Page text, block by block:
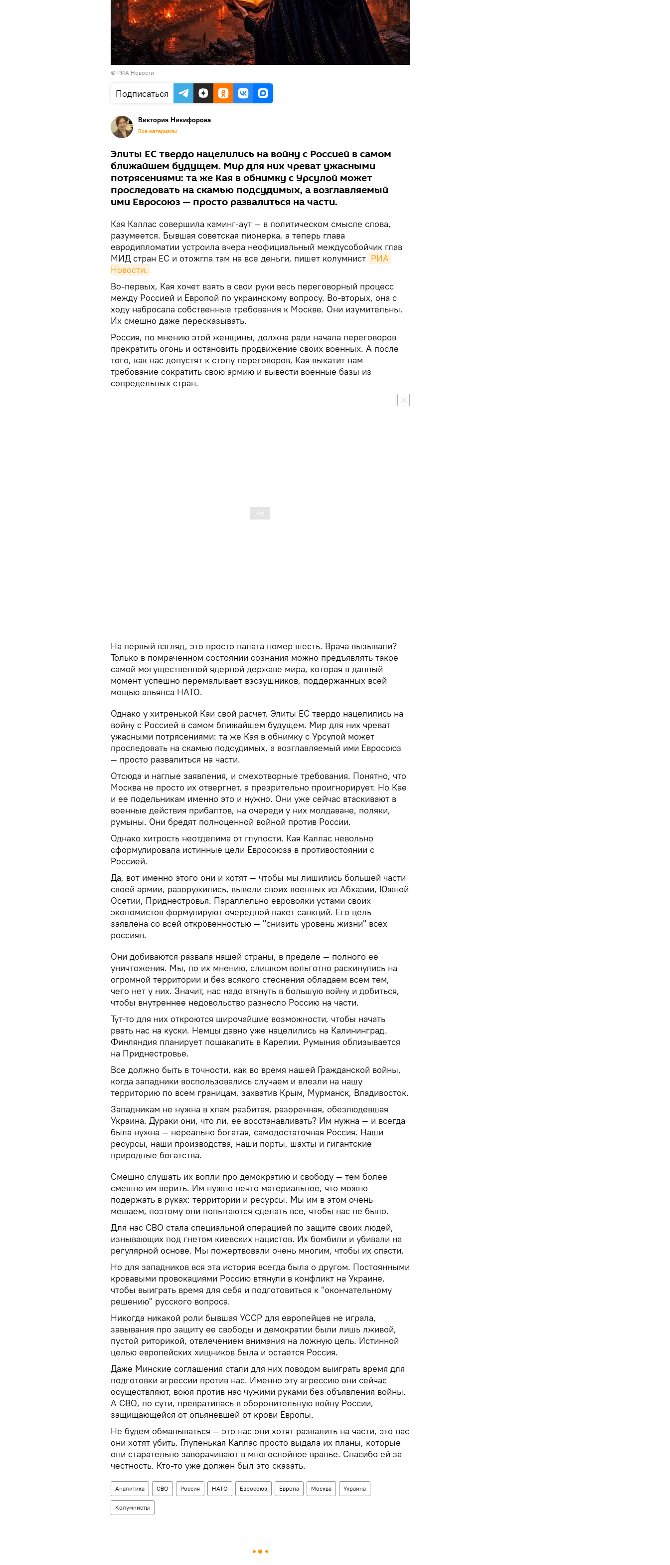
© РИА Новости
Подписаться
Виктория Никифорова
Все материалы
Элиты ЕС твердо нацелились на войну с Россией в самом
ближайшем будущем. Мир для них чреват ужасными
потрясениями: та же Кая в обнимку с Урсулой может
проследовать на скамью подсудимых, а возглавляемый
ими Евросоюз — просто развалиться на части.
Кая Каллас совершила каминг-аут — в политическом смысле слова,
разумеется. Бывшая советская пионерка, а теперь глава
евродипломатии устроила вчера неофициальный междусобойчик глав
МИД стран ЕС и отожгла там на все деньги, пишет колумнист РИА
Новости.
Во-первых, Кая хочет взять в свои руки весь переговорный процесс
между Россией и Европой по украинскому вопросу. Во-вторых, она с
ходу набросала собственные требования к Москве. Они изумительны.
Их смешно даже пересказывать.
Россия, по мнению этой женщины, должна ради начала переговоров
прекратить огонь и остановить продвижение своих военных. А после
того, как нас допустят к столу переговоров, Кая выкатит нам
требование сократить свою армию и вывести военные базы из
сопредельных стран.
На первый взгляд, это просто палата номер шесть. Врача вызывали?
Только в помраченном состоянии сознания можно предъявлять такое
самой могущественной ядерной державе мира, которая в данный
момент успешно перемалывает вэсэушников, поддержанных всей
мощью альянса НАТО.
Однако у хитренькой Каи свой расчет. Элиты ЕС твердо нацелились на
войну с Россией в самом ближайшем будущем. Мир для них чреват
ужасными потрясениями: та же Кая в обнимку с Урсулой может
проследовать на скамью подсудимых, а возглавляемый ими Евросоюз
— просто развалиться на части.
Отсюда и наглые заявления, и смехотворные требования. Понятно, что
Москва не просто их отвергнет, а презрительно проигнорирует. Но Кае
и ее подельникам именно это и нужно. Они уже сейчас втаскивают в
военные действия прибалтов, на очереди у них молдаване, поляки,
румыны. Они бредят полноценной войной против России.
Однако хитрость неотделима от глупости. Кая Каллас невольно
сформулировала истинные цели Евросоюза в противостоянии с
Россией.
Да, вот именно этого они и хотят — чтобы мы лишились большей части
своей армии, разоружились, вывели своих военных из Абхазии, Южной
Осетии, Приднестровья. Параллельно евровояки устами своих
экономистов формулируют очередной пакет санкций. Его цель
заявлена со всей откровенностью — "снизить уровень жизни" всех
россиян.
Они добиваются развала нашей страны, в пределе — полного ее
уничтожения. Мы, по их мнению, слишком вольготно раскинулись на
огромной территории и без всякого стеснения обладаем всем тем,
чего нет у них. Значит, нас надо втянуть в большую войну и добиться,
чтобы внутреннее недовольство разнесло Россию на части.
Тут-то для них откроются широчайшие возможности, чтобы начать
рвать нас на куски. Немцы давно уже нацелились на Калининград.
Финляндия планирует пошакалить в Карелии. Румыния облизывается
на Приднестровье.
Все должно быть в точности, как во время нашей Гражданской войны,
когда западники воспользовались случаем и влезли на нашу
территорию по всем границам, захватив Крым, Мурманск, Владивосток.
Западникам не нужна в хлам разбитая, разоренная, обезлюдевшая
Украина. Дураки они, что ли, ее восстанавливать? Им нужна — и всегда
была нужна — нереально богатая, самодостаточная Россия. Наши
ресурсы, наши производства, наши порты, шахты и гигантские
природные богатства.
Смешно слушать их вопли про демократию и свободу — тем более
смешно им верить. Им нужно нечто материальное, что можно
подержать в руках: территории и ресурсы. Мы им в этом очень
мешаем, поэтому они попытаются сделать все, чтобы нас не было.
Для нас СВО стала специальной операцией по защите своих людей,
изнывающих под гнетом киевских нацистов. Их бомбили и убивали на
регулярной основе. Мы пожертвовали очень многим, чтобы их спасти.
Но для западников вся эта история всегда была о другом. Постоянными
кровавыми провокациями Россию втянули в конфликт на Украине,
чтобы выиграть время для себя и подготовиться к "окончательному
решению" русского вопроса.
Никогда никакой роли бывшая УССР для европейцев не играла,
завывания про защиту ее свободы и демократии были лишь лживой,
пустой риторикой, отвлечением внимания на ложную цель. Истинной
целью европейских хищников была и остается Россия.
Даже Минские соглашения стали для них поводом выиграть время для
подготовки агрессии против нас. Именно эту агрессию они сейчас
осуществляют, воюя против нас чужими руками без объявления войны.
А СВО, по сути, превратилась в оборонительную войну России,
защищающейся от опьяневшей от крови Европы.
Не будем обманываться — это нас они хотят развалить на части, это нас
они хотят убить. Глупенькая Каллас просто выдала их планы, которые
они старательно заворачивают в многослойное вранье. Спасибо ей за
честность. Кто-то уже должен был это сказать.
Аналитика СВО Россия НАТО Евросоюз Европа Москва Украина
Колумнисты